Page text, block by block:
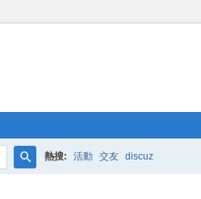
熱搜: 活動 交友 discuz